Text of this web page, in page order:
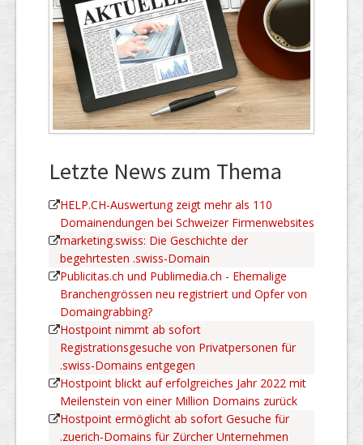
Letzte News zum Thema
HELP.CH-Auswertung zeigt mehr als 110
Domainendungen bei Schweizer Firmenwebsites
marketing.swiss: Die Geschichte der
begehrtesten .swiss-Domain
Publicitas.ch und Publimedia.ch - Ehemalige
Branchengrössen neu registriert und Opfer von
Domaingrabbing?
Hostpoint nimmt ab sofort
Registrationsgesuche von Privatpersonen für
.swiss-Domains entgegen
Hostpoint blickt auf erfolgreiches Jahr 2022 mit
Meilenstein von einer Million Domains zurück
Hostpoint ermöglicht ab sofort Gesuche für
.zuerich-Domains für Zürcher Unternehmen